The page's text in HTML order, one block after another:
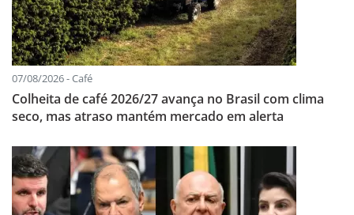
07/08/2026 - Café
Colheita de café 2026/27 avança no Brasil com clima
seco, mas atraso mantém mercado em alerta